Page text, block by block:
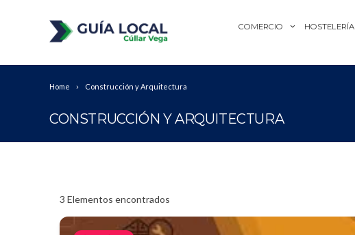
COMERCIO HOSTELERÍA
Home Construcción y Arquitectura
CONSTRUCCIÓN Y ARQUITECTURA
3 Elementos encontrados